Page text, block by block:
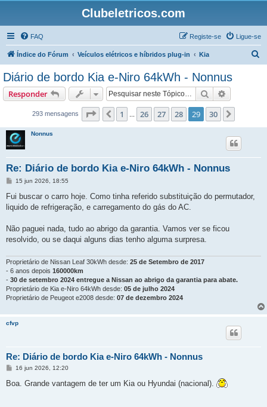
Clubeletricos.com
FAQ Ligue-se
Registe-se
Índice do Fórum Veículos elétricos e híbridos plug-in Kia
Diário de bordo Kia e-Niro 64kWh - Nonnus
Responder Pesquisar
293 mensagens Página 29de30
Anterior
1 26 27 28 29 30
Nonnus
Re: Diário de bordo Kia e-Niro 64kWh - Nonnus
M
n
a
m
15 jun 2026, 18:55
Fui buscar o carro hoje. Como tinha referido substituição do permutador,
liquido de refrigeração, e carregamento do gás do AC.
Não paguei nada, tudo ao abrigo da garantia. Vamos ver se ficou
resolvido, ou se daqui alguns dias tenho alguma surpresa.
Proprietário de Nissan Leaf 30kWh desde: 25 de Setembro de 2017
- 6 anos depois 160000km
- 30 de setembro 2024 entregue a Nissan ao abrigo da garantia para abate.
Proprietário de Kia e-Niro 64kWh desde: 05 de julho 2024
Proprietário de Peugeot e2008 desde: 07 de dezembro 2024
cfvp
Re: Diário de bordo Kia e-Niro 64kWh - Nonnus
M
n
16 jun 2026, 12:20
Boa. Grande vantagem de ter um Kia ou Hyundai (nacional).